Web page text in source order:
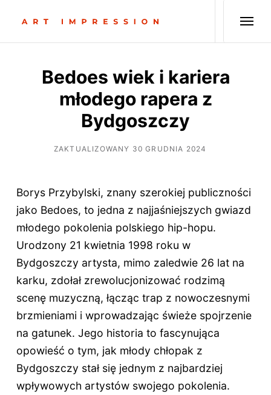
Bedoes wiek i kariera
młodego rapera z
Bydgoszczy
ZAKTUALIZOWANY 30 GRUDNIA 2024
Borys Przybylski, znany szerokiej publiczności
jako Bedoes, to jedna z najjaśniejszych gwiazd
młodego pokolenia polskiego hip-hopu.
Urodzony 21 kwietnia 1998 roku w
Bydgoszczy artysta, mimo zaledwie 26 lat na
karku, zdołał zrewolucjonizować rodzimą
scenę muzyczną, łącząc trap z nowoczesnymi
brzmieniami i wprowadzając świeże spojrzenie
na gatunek. Jego historia to fascynująca
opowieść o tym, jak młody chłopak z
Bydgoszczy stał się jednym z najbardziej
wpływowych artystów swojego pokolenia.